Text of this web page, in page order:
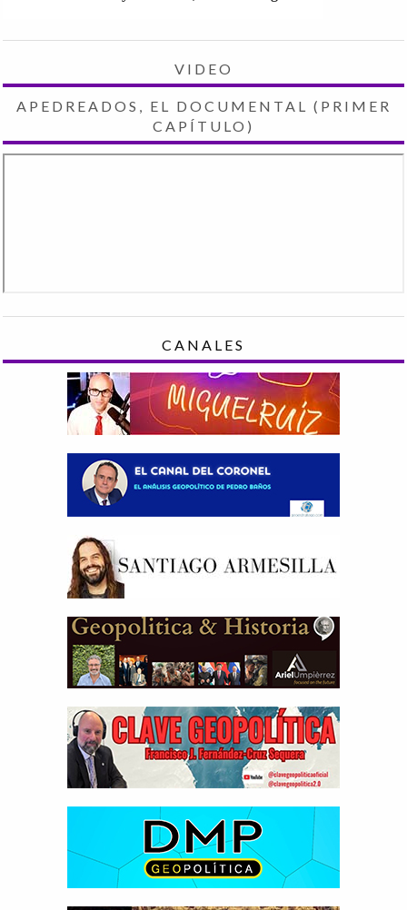
VIDEO
APEDREADOS, EL DOCUMENTAL (PRIMER
CAPÍTULO)
CANALES